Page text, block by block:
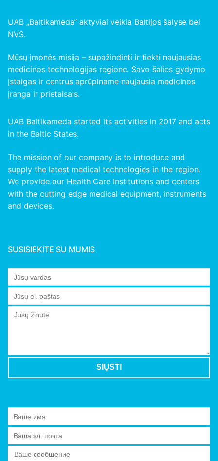
UAB „Baltikameda“ aktyviai veikia Baltijos šalyse bei
NVS.
Mūsų įmonės misija – supažindinti ir tiekti naujausias
medicinos technologijas regione. Savo šalies gydymo
įstaigas ir centrus aprūpiname naujausia medicinos
įranga ir prietaisais.
UAB Baltikameda started its activities in 2017 and acts
in the Baltic States.
The mission of our company is to introduce and
supply the latest medical technologies in the region.
We provide our Health Care Institutions and centers
with the cutting edge medical equipment, instruments
and devices.
SUSISIEKITE SU MUMIS